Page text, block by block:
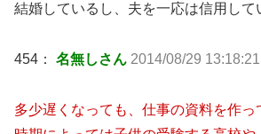
結婚しているし、夫を一応は信用して
454： 名無しさん 2014/08/29 13:18:21
多少遅くなっても、仕事の資料を作っ